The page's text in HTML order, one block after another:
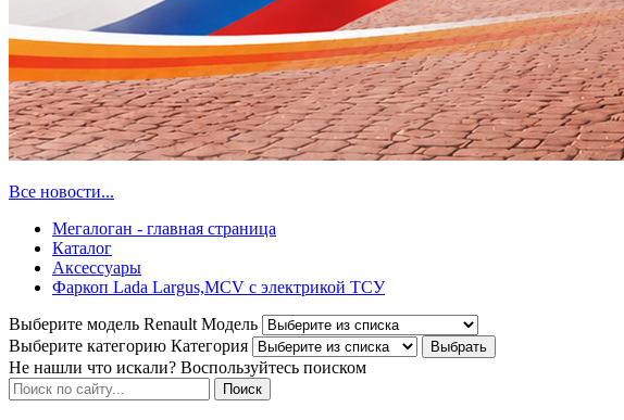
Все новости...
Мегалоган - главная страница
Каталог
Аксессуары
Фаркоп Lada Largus,MCV с электрикой ТСУ
Выберите модель Renault Модель
Выберите категорию Категория
Не нашли что искали? Воспользуйтесь поиском